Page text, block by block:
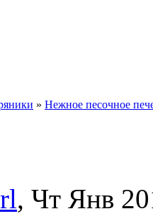
» Нежное песочное
, Чт Янв